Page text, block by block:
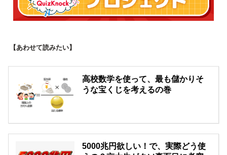
【あわせて読みたい】
高校数学を使って、最も儲かりそ
うな宝くじを考えるの巻
5000兆円欲しい！で、実際どう使